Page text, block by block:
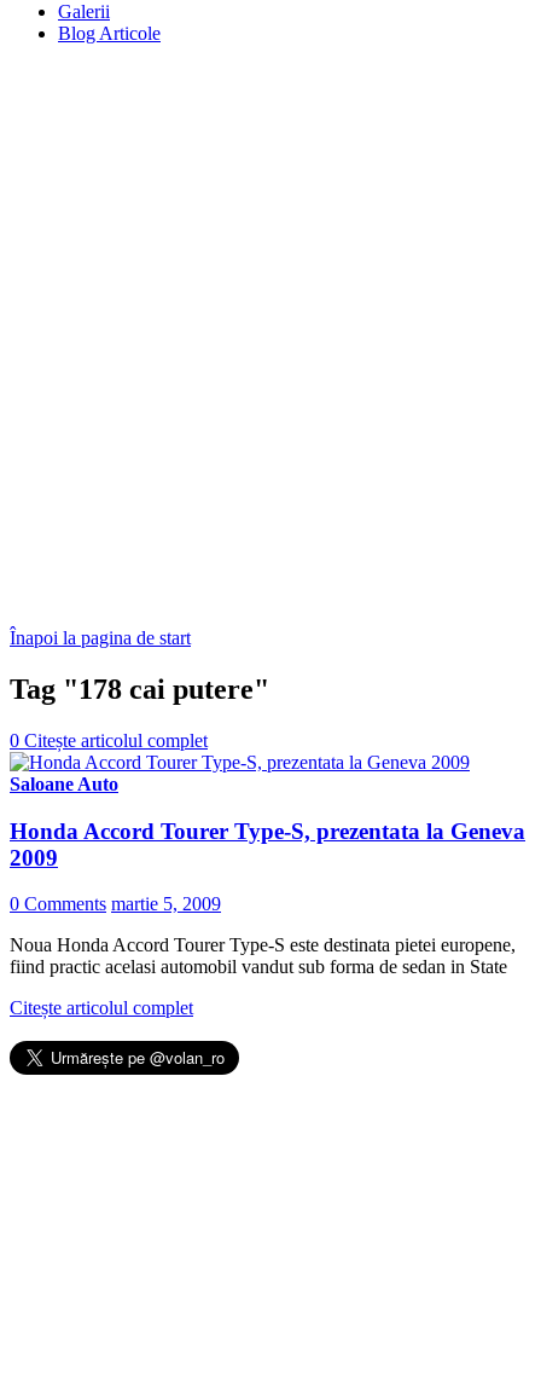
Galerii
Blog Articole
Înapoi la pagina de start
Tag "178 cai putere"
0 Citește articolul complet
Saloane Auto
Honda Accord Tourer Type-S, prezentata la Geneva
2009
0 Comments martie 5, 2009
Noua Honda Accord Tourer Type-S este destinata pietei europene,
fiind practic acelasi automobil vandut sub forma de sedan in State
Citește articolul complet